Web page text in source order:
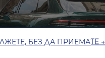
БЕЗ ДА ПРИЕМАТЕ →